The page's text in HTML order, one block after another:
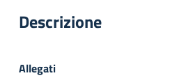
Descrizione
Allegati